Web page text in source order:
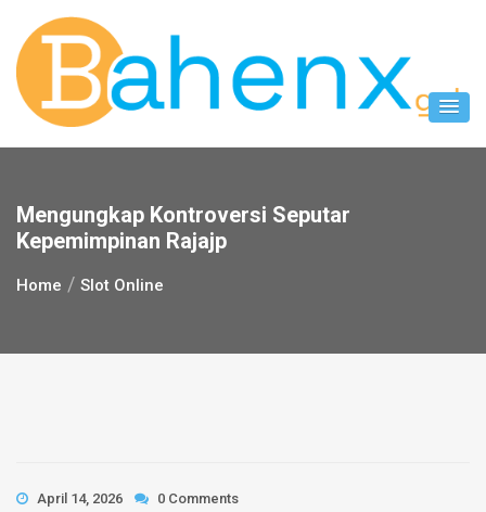
content
Mengungkap Kontroversi Seputar
Kepemimpinan Rajajp
Home Slot Online
April 14, 2026 0 Comments